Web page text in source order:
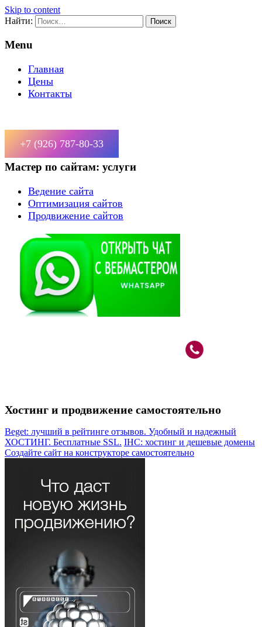
Skip to content
Найти:
Menu
Главная
Цены
Контакты
+7 (926) 787-80-33
Мастер по сайтам: услуги
Ведение сайта
Оптимизация сайтов
Продвижение сайтов
Хостинг и продвижение самостоятельно
Beget: лучший в рейтинге отзывов. Удобный и надежный
ХОСТИНГ. Бесплатные SSL. IHC: хостинг и дешевые домены
Создайте сайт на конструкторе самостоятельно